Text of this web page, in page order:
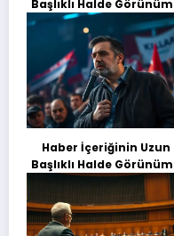
Başlıklı Halde
Deneme Başılığı
Haber İçeriğinin Uzun
Başlıklı Halde
Deneme Başılığı